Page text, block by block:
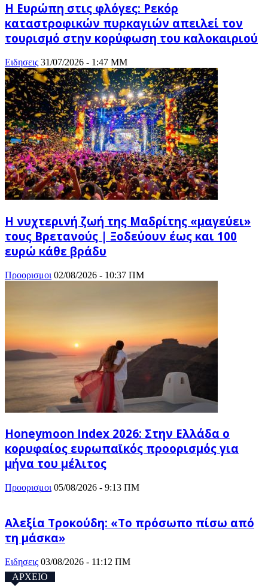
Η Ευρώπη στις φλόγες: Ρεκόρ
καταστροφικών πυρκαγιών απειλεί τον
τουρισμό στην κορύφωση του καλοκαιριού
Ειδησεις 31/07/2026 - 1:47 ΜΜ
Η νυχτερινή ζωή της Μαδρίτης «μαγεύει»
τους Βρετανούς | Ξοδεύουν έως και 100
ευρώ κάθε βράδυ
Προορισμοι 02/08/2026 - 10:37 ΠΜ
Honeymoon Index 2026: Στην Ελλάδα ο
κορυφαίος ευρωπαϊκός προορισμός για
μήνα του μέλιτος
Προορισμοι 05/08/2026 - 9:13 ΠΜ
Αλεξία Τροκούδη: «Το πρόσωπο πίσω από
τη μάσκα»
Ειδησεις 03/08/2026 - 11:12 ΠΜ
ΑΡΧΕΙΟ